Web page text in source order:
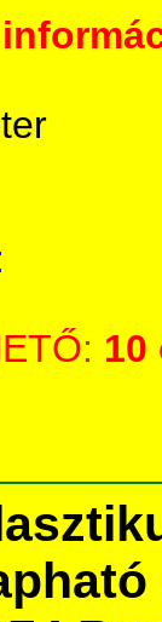
10